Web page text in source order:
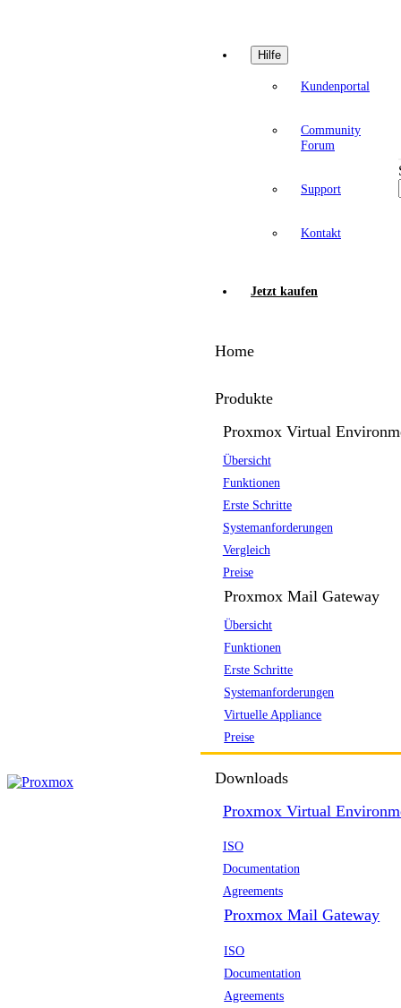
Hilfe
Kundenportal
Community
Forum
Support
Kontakt
Jetzt kaufen
Home
Produkte
Proxmox Virtual
Übersicht
Funktionen
Erste Schritte
Systemanforderungen
Vergleich
Preise
Proxmox Mail Gateway
Übersicht
Funktionen
Erste Schritte
Systemanforderungen
Virtuelle Appliance
Preise
Downloads
Proxmox Virtual
ISO
Documentation
Agreements
Proxmox Mail Gateway
ISO
Documentation
Agreements